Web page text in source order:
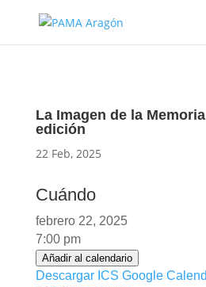
La Imagen de la
edición
22 Feb, 2025
Cuándo
febrero 22, 2025
7:00 pm
Añadir al calendario
Descargar ICS Google